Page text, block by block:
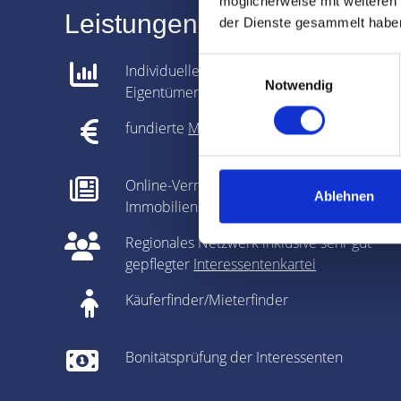
der Dienste gesammelt
Notwendig
Ablehnen
Leistungen für Immobilien-
Individuelle Analyse gemeinsam mit dem
Eigentümer
fundierte Marktpreisanalyse
Online-Vermarktung auf allen relevanten
Immobilienportalen
Regionales Netzwerk inklusive sehr gut
gepflegter Interessentenkartei
Käuferfinder/Mieterfinder
Bonitätsprüfung der Interessenten